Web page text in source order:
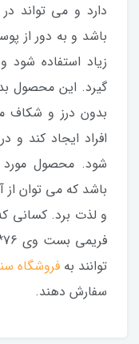
دارد و می تواند
باشد و به دور از
زیاد استفاده شود
گیرد. این محصول
بدون درز و شکاف
افراد ایجاد کند
شود. محصول
باشد که می توان
و لذت برد. کسانی
توانند بهفروشگاه
سفارش دهند.